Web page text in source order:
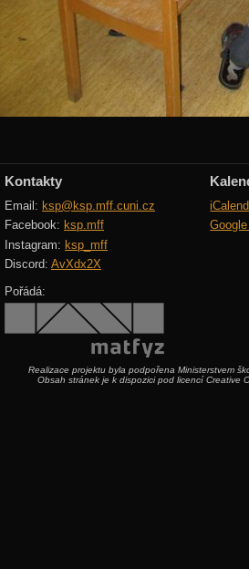
Kontakty
Email: ksp@ksp.mff.cuni.cz
Facebook: ksp.mff
Instagram: ksp_mff
Discord: AvXdx2X
Pořádá:
Realizace projektu byla podpořena Ministerstvem
Obsah stránek je k dispozici pod licencí Creative